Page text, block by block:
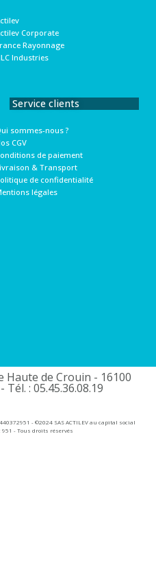
Corporate
Rayonnage
Industries
Service clients
sommes-nous ?
CGV
de paiement
& Transport
de confidentialité
légales
Haute de Crouin - 16100
Tél. : 05.45.36.08.19​
- ©2024 SAS ACTILEV au capital social
951 - Tous droits réservés​​